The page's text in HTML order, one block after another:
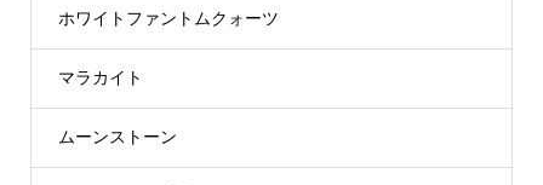
ホワイトファントムクォーツ
マラカイト
ムーンストーン